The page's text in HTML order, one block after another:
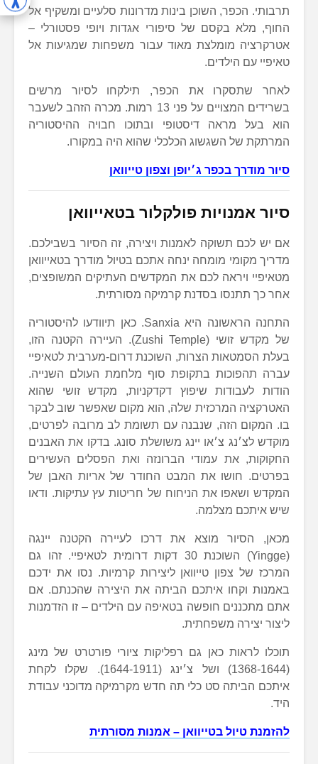
תרבותי. הכפר, השוכן בינות מדרונות סלעיים ומשקיף אל
החוף, מלא בקסם של סיפורי אגדות ויופי פסטורלי –
אטרקרציה מומלצת מאוד עבור משפחות שמגיעות אל
טאיפיי עם הילדים.
לאחר שתסקרו את הכפר, תילקחו לסיור מרשים
בשרידים המצויים על פני 13 רמות. מכרה הזהב לשעבר
הוא בעל מראה דיסטופי ובתוכו חבויה ההיסטוריה
המרתקת של השגשוג הכלכלי שהוא היה במקורו.
סיור מודרך בכפר ג׳יופן וצפון טייוואן
סיור אמנויות פולקלור בטאייוואן
אם יש לכם תשוקה לאמנות ויצירה, זה הסיור בשבילכם.
מדריך מקומי מומחה ינחה אתכם בטיול מודרך בטאייוואן
מטאיפיי ויראה לכם את המקדשים העתיקים המשופצים,
אחר כך תתנסו בסדנת קרמיקה מסורתית.
התחנה הראשונה היא Sanxia. כאן תיוודעו להיסטוריה
של מקדש זושי (Zushi Temple). העיירה הקטנה הזו,
בעלת הסמטאות הצרות, השוכנת דרום-מערבית לטאיפיי
עברה תהפוכות בתקופת סוף מלחמת העולם השנייה.
הודות לעבודות שיפוץ דקדקניות, מקדש זושי שהוא
האטרקציה המרכזית שלה, הוא מקום שאפשר שוב לבקר
בו. המקום הזה, שנבנה עם תשומת לב מרובה לפרטים,
מוקדש לצ׳נג צ׳או יינג משושלת סונג. בדקו את האבנים
החקוקות, את עמודי הברונזה ואת הפסלים העשירים
בפרטים. חושו את המבט החודר של אריות האבן של
המקדש ושאפו את הניחוח של חריטות עץ עתיקות. ודאו
שיש איתכם מצלמה.
מכאן, הסיור מוצא את דרכו לעיירה הקטנה יינגה
(Yingge) השוכנת 30 דקות דרומית לטאיפיי. זהו גם
המרכז של צפון טייוואן ליצירות קרמיות. נסו את ידכם
באמנות וקחו איתכם הביתה את היצירה שהכנתם. אם
אתם מתכננים חופשה בטאיפה עם הילדים – זו הזדמנות
ליצור יצירה משפחתית.
תוכלו לראות כאן גם רפליקות ציורי פורטרט של מינג
(1368-1644) ושל צ׳ינג (1644-1911). שקלו לקחת
איתכם הביתה סט כלי תה חדש מקרמיקה מדוכני עבודת
היד.
להזמנת טיול בטייוואן – אמנות מסורתית